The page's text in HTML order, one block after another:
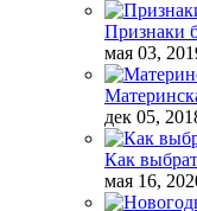
Признаки
мая 03,
дек 05,
Как
мая 16,